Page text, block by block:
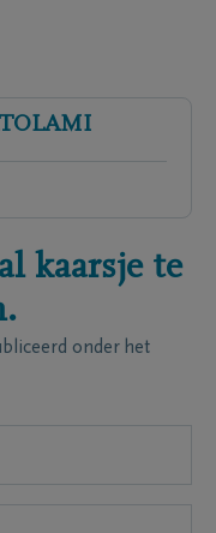
kaarsje te
onder het